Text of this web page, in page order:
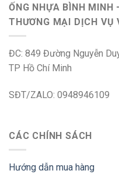
ỐNG NHỰA BÌNH MINH
THƯƠNG MẠI DỊCH VỤ
ĐC: 849 Đường Nguyễn
TP Hồ Chí Minh
SĐT/ZALO: 0948946109
CÁC CHÍNH SÁCH
Hướng dẫn mua hàng